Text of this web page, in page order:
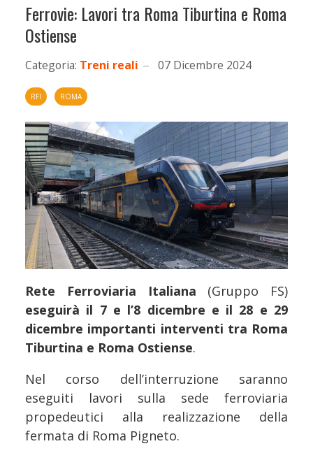
Ferrovie: Lavori tra Roma Tiburtina e Roma
Ostiense
Categoria: Treni reali 07 Dicembre 2024
RFI ROMA
Rete Ferroviaria Italiana (Gruppo FS)
eseguirà il 7 e l’8 dicembre e il 28 e 29
dicembre importanti interventi tra Roma
Tiburtina e Roma Ostiense.
Nel corso dell’interruzione saranno
eseguiti lavori sulla sede ferroviaria
propedeutici alla realizzazione della
fermata di Roma Pigneto.